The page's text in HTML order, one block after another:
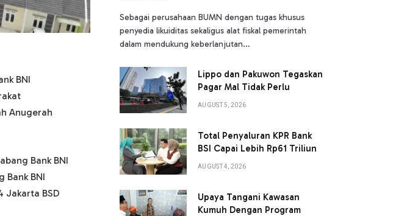
BNI
Anugerah
Bank BNI
Bank BNI
Jakarta BSD
Sebagai perusahaan BUMN dengan tugas khusus
penyedia likuiditas sekaligus alat fiskal pemerintah
dalam mendukung keberlanjutan…
Lippo dan Pakuwon Tegaskan
Pagar Mal Tidak Perlu
AUGUST 5, 2026
Total Penyaluran KPR Bank
BSI Capai Lebih Rp61 Triliun
AUGUST 4, 2026
Upaya Tangani Kawasan
Kumuh Dengan Program